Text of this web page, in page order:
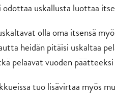
uskallusta luottaa
olla oma itsensä
heidän pitäisi uskaltaa
pelaavat vuoden
tuo lisävirtaa myös